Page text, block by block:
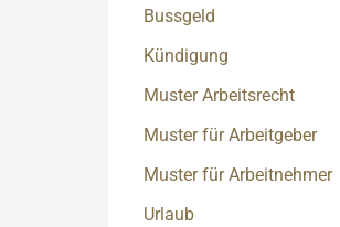
Bussgeld
Kündigung
Muster Arbeitsrecht
Muster für Arbeitgeber
Muster für Arbeitnehmer
Urlaub